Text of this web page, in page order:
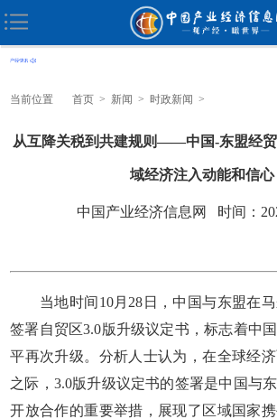
当前位置 首页 > 新闻 > 时政新闻 >
从互降关税到共建规则——中国-东盟经
域经济注入动能和信心
中国产业经济信息网 时间：
当地时间10月28日，中国与东盟在马
签署自贸区3.0版升级议定书，标志着中
平再次升级。分析人士认为，在全球经
之际，3.0版升级议定书的签署是中国与
开放合作的重要举措，展现了区域国家